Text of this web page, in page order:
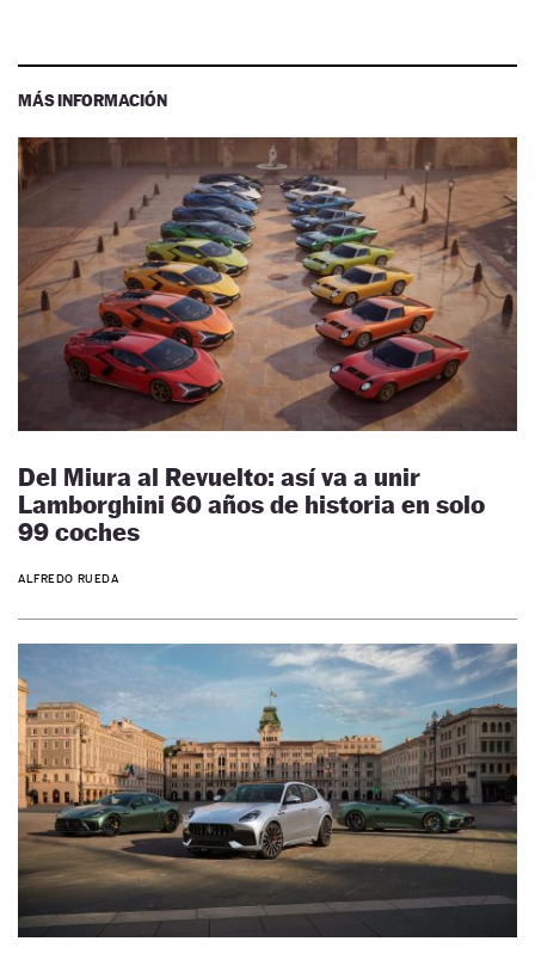
MÁS INFORMACIÓN
Del Miura al Revuelto: así va a unir
Lamborghini 60 años de historia en solo
99 coches
ALFREDO RUEDA